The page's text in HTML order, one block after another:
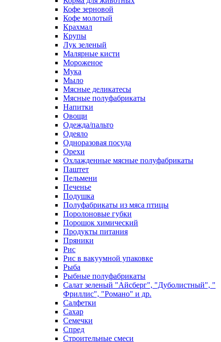
Кофе зерновой
Кофе молотый
Крахмал
Крупы
Лук зеленый
Малярные кисти
Мороженое
Мука
Мыло
Мясные деликатесы
Мясные полуфабрикаты
Напитки
Овощи
Одежда/пальто
Одеяло
Одноразовая посуда
Орехи
Охлажденные мясные полуфабрикаты
Паштет
Пельмени
Печенье
Подушка
Полуфабрикаты из мяса птицы
Поролоновые губки
Порошок химический
Продукты питания
Пряники
Рис
Рис в вакуумной упаковке
Рыба
Рыбные полуфабрикаты
Салат зеленый "Айсберг", "Дуболистный", "
Фриллис", "Романо" и др.
Салфетки
Сахар
Семечки
Спред
Строительные смеси